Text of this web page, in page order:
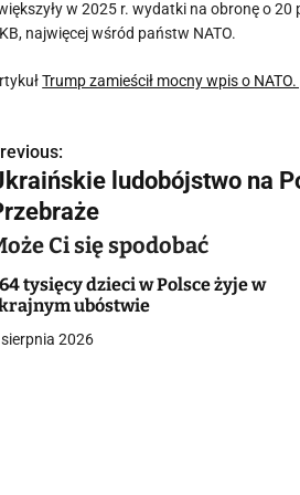
w 2025 r. wydatki na obronę o
najwięcej wśród państw NATO.
Trump zamieścił mocny wpis o
ludobójstwo na
Ci się spodobać
tysięcy dzieci w Polsce żyje w
ubóstwie
2026